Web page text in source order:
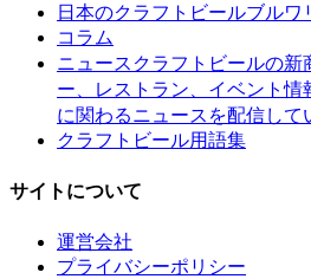
日本のクラフトビールブルワ
コラム
ニュース クラフトビールの新
ー、レストラン、イベント
に関わるニュースを配信して
クラフトビール用語集
サイトについて
運営会社
プライバシーポリシー